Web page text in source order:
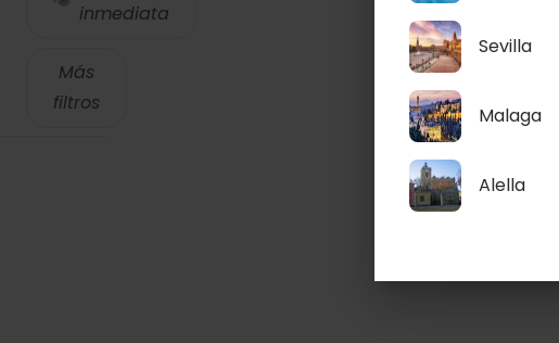
inmediata
Más
filtros
Sevilla
Malaga
Alella